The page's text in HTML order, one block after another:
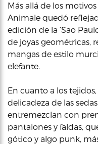
Más allá de los
Animale quedó
edición de la ‘Sao
de joyas geométricas,
mangas de estilo
elefante.
En cuanto a los
delicadeza de las
entremezclan con
pantalones y faldas,
gótico y algo punk,